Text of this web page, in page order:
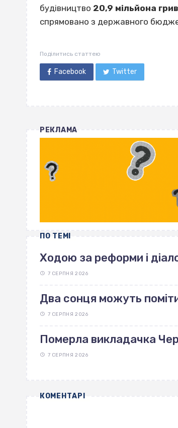
будівництво 20,9 мільйона
спрямовано з державного
Поділитись статтею
Facebook Twitter
РЕКЛАМА
ПО ТЕМІ
Ходою за реформи і
7 СЕРПНЯ 2026
Два сонця можуть
7 СЕРПНЯ 2026
Померла викладачка
7 СЕРПНЯ 2026
КОМЕНТАРІ